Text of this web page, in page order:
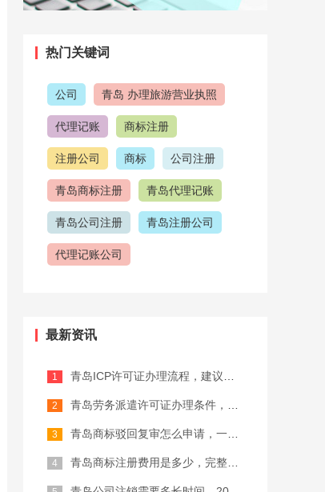
热门关键词
公司 青岛 办理旅游营业执照
代理记账 商标注册
注册公司 商标 公司注册
青岛商标注册 青岛代理记账
青岛公司注册 青岛注册公司
代理记账公司
记账报税 商标注册代理
最新资讯
青岛ICP许可证办理流程，建议收藏备...
青岛劳务派遣许可证办理条件，2026...
青岛商标驳回复审怎么申请，一篇讲清楚
青岛商标注册费用是多少，完整攻略整理